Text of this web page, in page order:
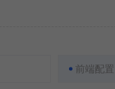
前端配置